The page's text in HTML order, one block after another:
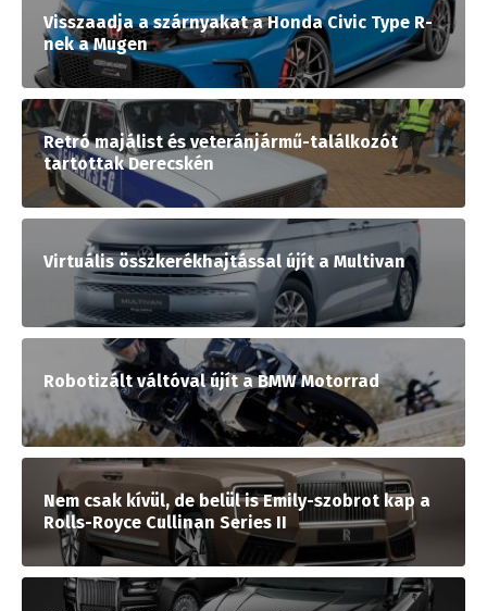
Visszaadja a szárnyakat a Honda Civic Type R-
nek a Mugen
Retró majálist és veteránjármű-találkozót
tartottak Derecskén
Virtuális összkerékhajtással újít a Multivan
Robotizált váltóval újít a BMW Motorrad
Nem csak kívül, de belül is Emily-szobrot kap a
Rolls-Royce Cullinan Series II